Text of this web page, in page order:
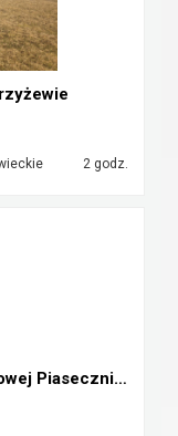
2 godz.
Sprzedam działkę budowlaną w Nowej Piasecznicy